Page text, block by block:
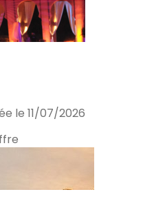
le 11/07/2026